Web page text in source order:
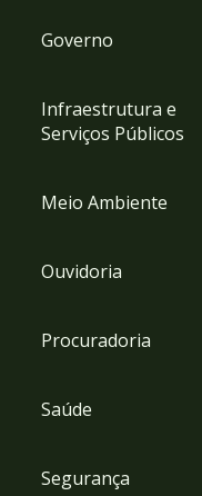
Governo
Infraestrutura e
Serviços Públicos
Meio Ambiente
Ouvidoria
Procuradoria
Saúde
Segurança